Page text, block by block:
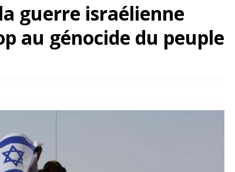
guerre israélienne
au génocide du peuple